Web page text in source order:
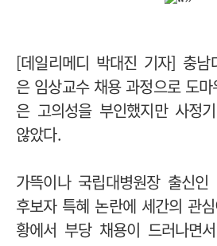
[데일리메디 박대진 기자] 충남
은 임상교수 채용 과정으로 도
은 고의성을 부인했지만 사정
않았다.
가뜩이나 국립대병원장 출신
후보자 특혜 논란에 세간의 관
황에서 부당 채용이 드러나면